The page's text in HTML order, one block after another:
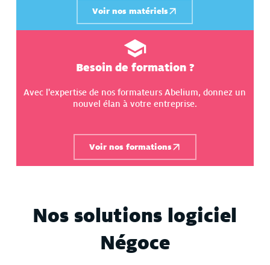
Voir nos matériels
Besoin de formation ?
Avec l'expertise de nos formateurs Abelium, donnez un
nouvel élan à votre entreprise.
Voir nos formations
Nos solutions logiciel
Négoce